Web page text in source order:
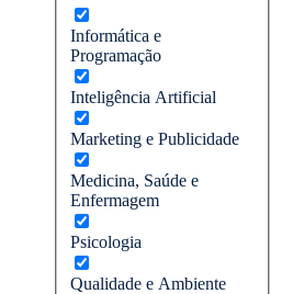
Informática e
Programação
Inteligência Artificial
Marketing e Publicidade
Medicina, Saúde e
Enfermagem
Psicologia
Qualidade e Ambiente